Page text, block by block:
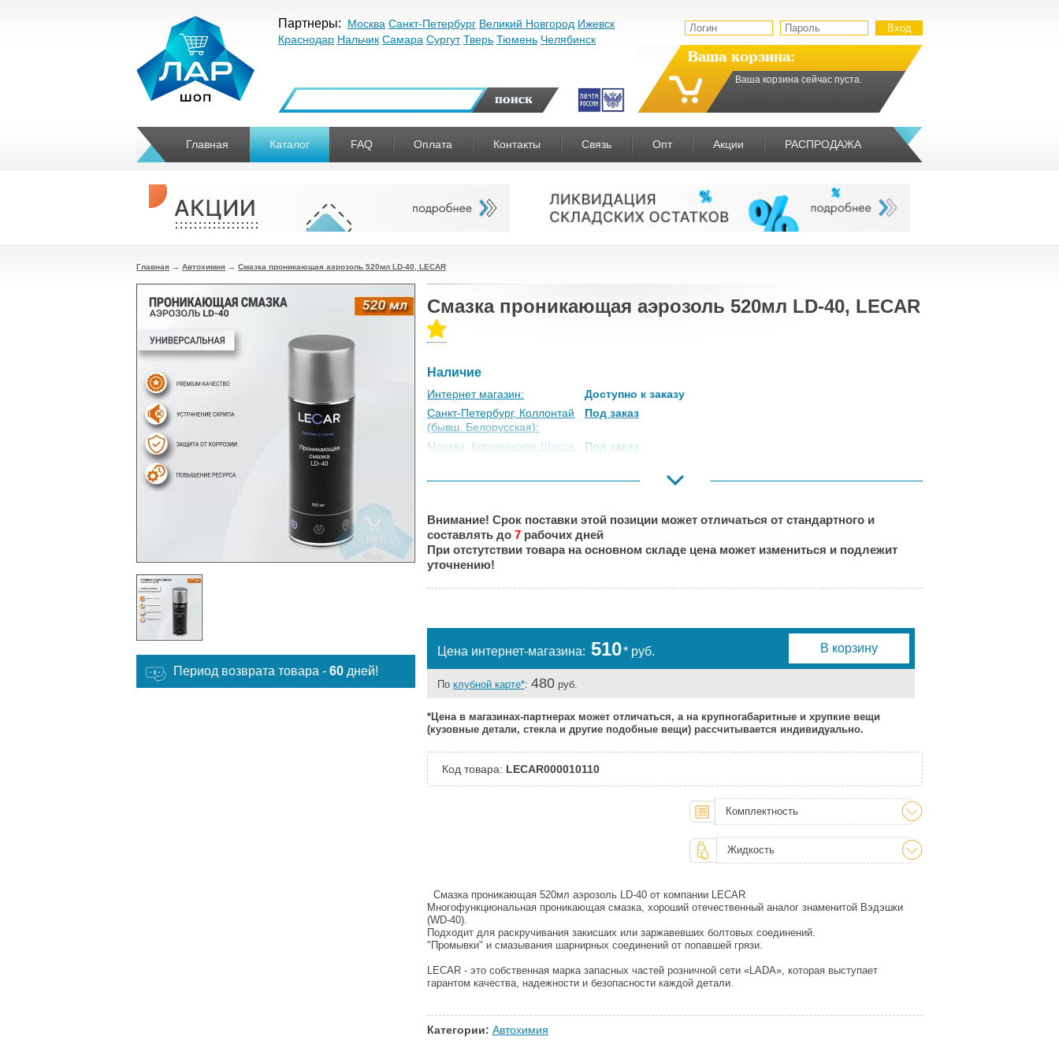
Партнеры: Москва Санкт-Петербург Великий Новгород Ижевск
Краснодар Нальчик Самара Сургут Тверь Тюмень Челябинск
Ваша корзина:
Ваша корзина сейчас пуста.
Главная Каталог FAQ Оплата Контакты Связь Опт Акции РАСПРОДАЖА
Главная → Автохимия → Смазка проникающая аэрозоль 520мл LD-40, LECAR
Период возврата товара - 60 дней!
Смазка проникающая аэрозоль 520мл LD-40, LECAR
Наличие
Интернет магазин:
Доступно к заказу
Санкт-Петербург, Коллонтай
(бывш. Белорусская):
Под заказ
Москва, Коровинское Шоссе:
Под заказ
Великий Новгород:
Под заказ
Нальчик:
Под заказ
Самара:
Под заказ
Тверь:
Внимание! Срок поставки этой позиции может отличаться от стандартного и
составлять до 7 рабочих дней
При отстутствии товара на основном складе цена может измениться и подлежит
уточнению!
Цена интернет-магазина: 510* руб. В корзину
По клубной карте*: 480 руб.
*Цена в магазинах-партнерах может отличаться, а на крупногабаритные и хрупкие вещи
(кузовные детали, стекла и другие подобные вещи) рассчитывается индивидуально.
Код товара: LECAR000010110
Комплектность
Жидкость
Смазка проникающая 520мл аэрозоль LD-40 от компании LECAR
Многофункциональная проникающая смазка, хороший отечественный аналог знаменитой Вэдэшки
(WD-40).
Подходит для раскручивания закисших или заржавевших болтовых соединений.
"Промывки" и смазывания шарнирных соединений от попавшей грязи.
LECAR - это собственная марка запасных частей розничной сети «LADA», которая выступает
гарантом качества, надежности и безопасности каждой детали.
Категории: Автохимия